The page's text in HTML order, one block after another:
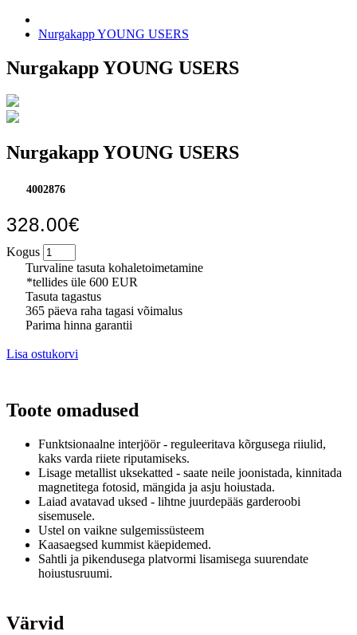
Nurgakapp YOUNG USERS
Nurgakapp YOUNG USERS
Nurgakapp YOUNG USERS
4002876
328.00€
Kogus
Turvaline tasuta kohaletoimetamine
*tellides üle 600 EUR
Tasuta tagastus
365 päeva raha tagasi võimalus
Parima hinna garantii
Lisa ostukorvi
Toote omadused
Funktsionaalne interjöör - reguleeritava kõrgusega riiulid,
kaks varda riiete riputamiseks.
Lisage metallist uksekatted - saate neile joonistada, kinnitada
magnetitega fotosid, mängida ja asju hoiustada.
Laiad avatavad uksed - lihtne juurdepääs garderoobi
sisemusele.
Ustel on vaikne sulgemissüsteem
Kaasaegsed kummist käepidemed.
Sahtli ja pikendusega platvormi lisamisega suurendate
hoiustusruumi.
Värvid